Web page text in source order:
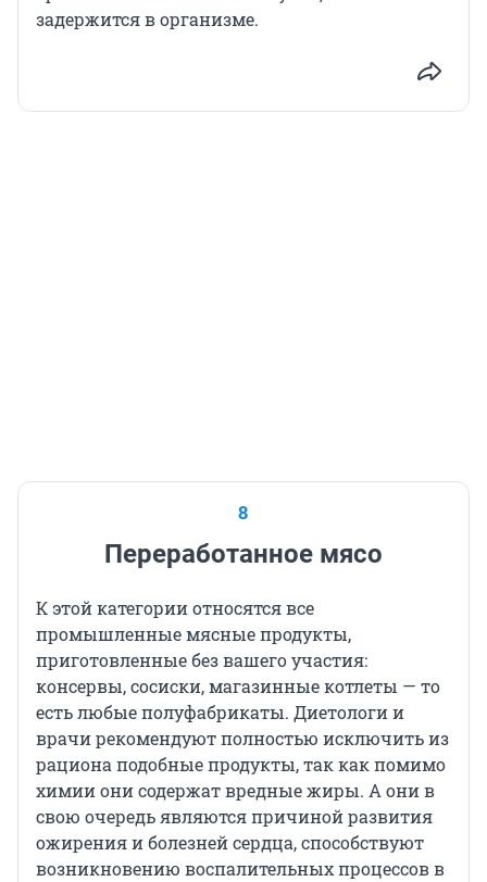
задержится в организме.
8
Переработанное мясо
К этой категории относятся все
промышленные мясные продукты,
приготовленные без вашего участия:
консервы, сосиски, магазинные котлеты — то
есть любые полуфабрикаты. Диетологи и
врачи рекомендуют полностью исключить из
рациона подобные продукты, так как помимо
химии они содержат вредные жиры. А они в
свою очередь являются причиной развития
ожирения и болезней сердца, способствуют
возникновению воспалительных процессов в